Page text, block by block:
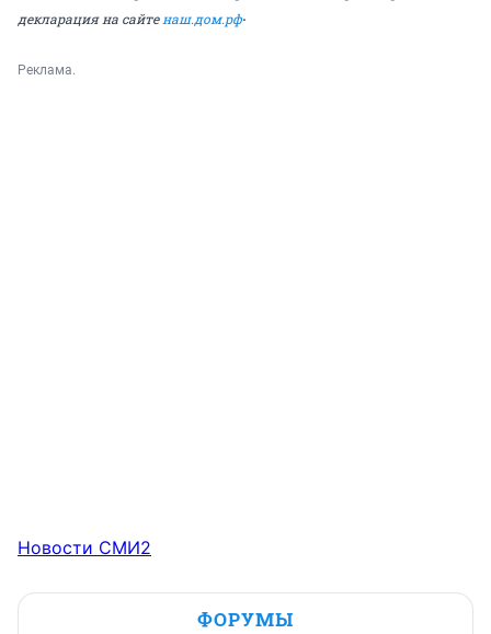
декларация на сайте наш.дом.рф.
Реклама.
Новости СМИ2
ФОРУМЫ